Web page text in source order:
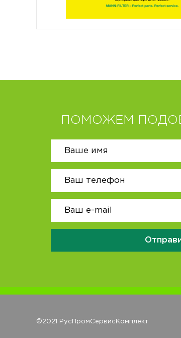
ПОМОЖЕМ
©2021 РусПромСервисКомплект